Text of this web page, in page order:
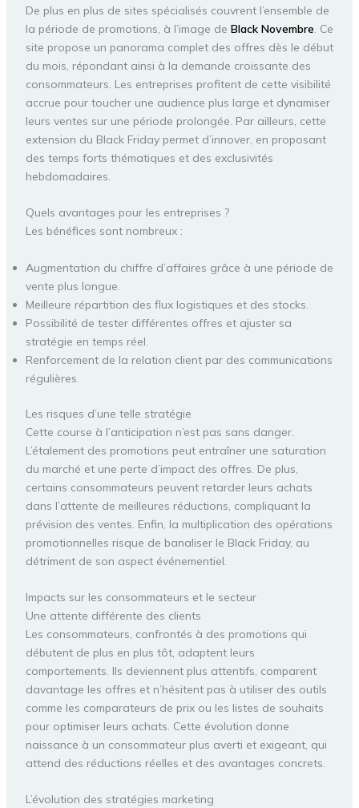
De plus en plus de sites spécialisés couvrent l’ensemble de
la période de promotions, à l’image de Black Novembre. Ce
site propose un panorama complet des offres dès le début
du mois, répondant ainsi à la demande croissante des
consommateurs. Les entreprises profitent de cette visibilité
accrue pour toucher une audience plus large et dynamiser
leurs ventes sur une période prolongée. Par ailleurs, cette
extension du Black Friday permet d’innover, en proposant
des temps forts thématiques et des exclusivités
hebdomadaires.
Quels avantages pour les entreprises ?
Les bénéfices sont nombreux :
Augmentation du chiffre d’affaires grâce à une période de
vente plus longue.
Meilleure répartition des flux logistiques et des stocks.
Possibilité de tester différentes offres et ajuster sa
stratégie en temps réel.
Renforcement de la relation client par des communications
régulières.
Les risques d’une telle stratégie
Cette course à l’anticipation n’est pas sans danger.
L’étalement des promotions peut entraîner une saturation
du marché et une perte d’impact des offres. De plus,
certains consommateurs peuvent retarder leurs achats
dans l’attente de meilleures réductions, compliquant la
prévision des ventes. Enfin, la multiplication des opérations
promotionnelles risque de banaliser le Black Friday, au
détriment de son aspect événementiel.
Impacts sur les consommateurs et le secteur
Une attente différente des clients
Les consommateurs, confrontés à des promotions qui
débutent de plus en plus tôt, adaptent leurs
comportements. Ils deviennent plus attentifs, comparent
davantage les offres et n’hésitent pas à utiliser des outils
comme les comparateurs de prix ou les listes de souhaits
pour optimiser leurs achats. Cette évolution donne
naissance à un consommateur plus averti et exigeant, qui
attend des réductions réelles et des avantages concrets.
L’évolution des stratégies marketing